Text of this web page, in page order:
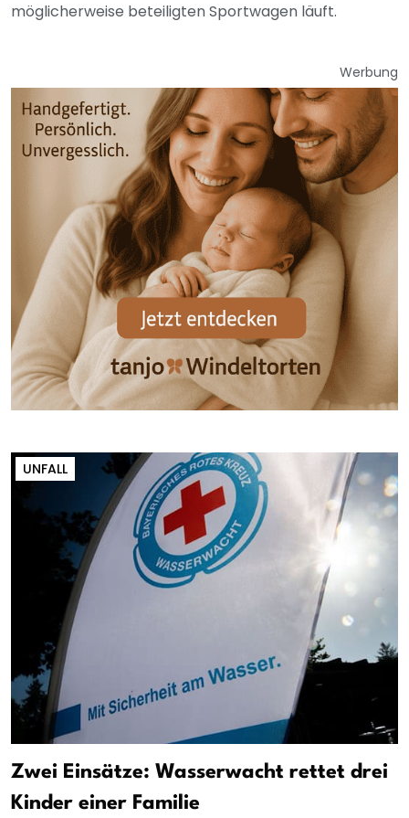
möglicherweise beteiligten Sportwagen läuft.
Werbung
UNFALL
Zwei Einsätze: Wasserwacht rettet drei
Kinder einer Familie